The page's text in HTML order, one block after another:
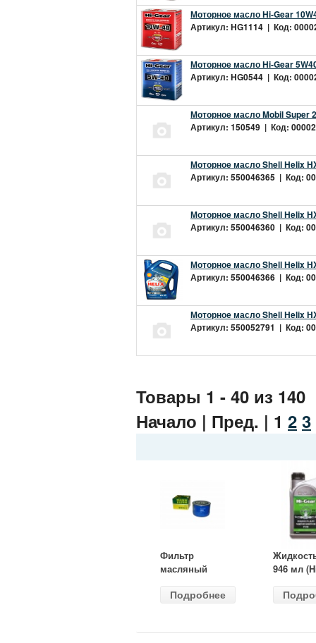
Моторное масло Hi-Gear
Артикул: HG1114 | Код:
Моторное масло Hi-Gear
Артикул: HG0544 | Код:
Моторное масло Mobil Super
Артикул: 150549 | Код:
Моторное масло Shell Helix
Артикул: 550046365 | Код:
Моторное масло Shell Helix
Артикул: 550046360 | Код:
Моторное масло Shell Helix
Артикул: 550046366 | Код:
Моторное масло Shell Helix
Артикул: 550052791 | Код:
Товары 1 - 40 из 140
Начало | Пред. | 1 2 3
Фильтр
масляный
(MANN) W
Подробнее
946 мл